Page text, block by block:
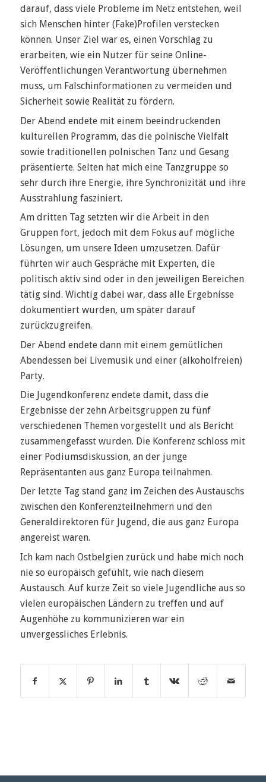
darauf, dass viele Probleme im Netz entstehen, weil
sich Menschen hinter (Fake)Profilen verstecken
können. Unser Ziel war es, einen Vorschlag zu
erarbeiten, wie ein Nutzer für seine Online-
Veröffentlichungen Verantwortung übernehmen
muss, um Falschinformationen zu vermeiden und
Sicherheit sowie Realität zu fördern.
Der Abend endete mit einem beeindruckenden
kulturellen Programm, das die polnische Vielfalt
sowie traditionellen polnischen Tanz und Gesang
präsentierte. Selten hat mich eine Tanzgruppe so
sehr durch ihre Energie, ihre Synchronizität und ihre
Ausstrahlung fasziniert.
Am dritten Tag setzten wir die Arbeit in den
Gruppen fort, jedoch mit dem Fokus auf mögliche
Lösungen, um unsere Ideen umzusetzen. Dafür
führten wir auch Gespräche mit Experten, die
politisch aktiv sind oder in den jeweiligen Bereichen
tätig sind. Wichtig dabei war, dass alle Ergebnisse
dokumentiert wurden, um später darauf
zurückzugreifen.
Der Abend endete dann mit einem gemütlichen
Abendessen bei Livemusik und einer (alkoholfreien)
Party.
Die Jugendkonferenz endete damit, dass die
Ergebnisse der zehn Arbeitsgruppen zu fünf
verschiedenen Themen vorgestellt und als Bericht
zusammengefasst wurden. Die Konferenz schloss mit
einer Podiumsdiskussion, an der junge
Repräsentanten aus ganz Europa teilnahmen.
Der letzte Tag stand ganz im Zeichen des Austauschs
zwischen den Konferenzteilnehmern und den
Generaldirektoren für Jugend, die aus ganz Europa
angereist waren.
Ich kam nach Ostbelgien zurück und habe mich noch
nie so europäisch gefühlt, wie nach diesem
Austausch. Auf kurze Zeit so viele Jugendliche aus so
vielen europäischen Ländern zu treffen und auf
Augenhöhe zu kommunizieren war ein
unvergessliches Erlebnis.